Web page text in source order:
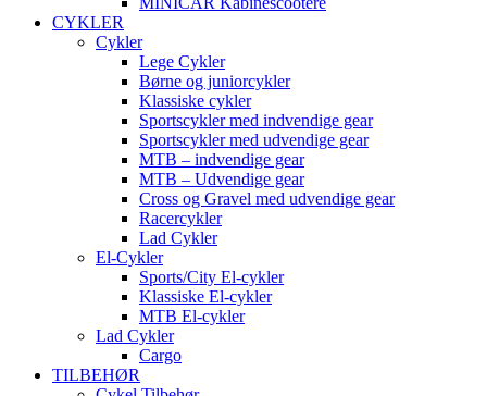
CYKLER
Cykler
Lege Cykler
Børne og juniorcykler
Klassiske cykler
Sportscykler med indvendige gear
Sportscykler med udvendige gear
MTB – indvendige gear
MTB – Udvendige gear
Cross og Gravel med udvendige gear
Racercykler
Lad Cykler
El-Cykler
Sports/City El-cykler
Klassiske El-cykler
MTB El-cykler
Lad Cykler
Cargo
TILBEHØR